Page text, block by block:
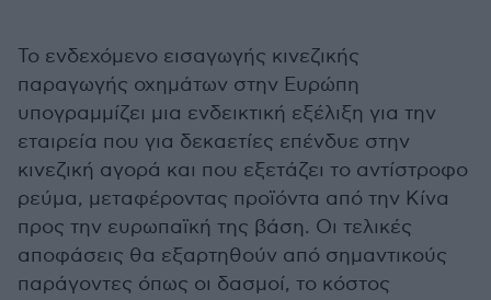
Το ενδεχόμενο εισαγωγής κινεζικής
παραγωγής οχημάτων στην Ευρώπη
υπογραμμίζει μια ενδεικτική εξέλιξη για την
εταιρεία που για δεκαετίες επένδυε στην
κινεζική αγορά και που εξετάζει το αντίστροφο
ρεύμα, μεταφέροντας προϊόντα από την Κίνα
προς την ευρωπαϊκή της βάση. Οι τελικές
αποφάσεις θα εξαρτηθούν από σημαντικούς
παράγοντες όπως οι δασμοί, το κόστος